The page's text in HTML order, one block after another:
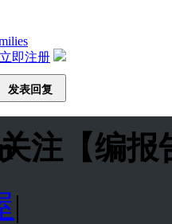
立即注册
发表回复
注【编报
|